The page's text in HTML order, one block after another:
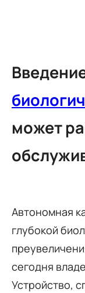
может
Автономная
глубокой
сегодня
Устройство,